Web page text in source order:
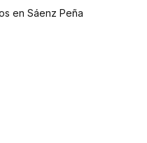
en Sáenz Peña